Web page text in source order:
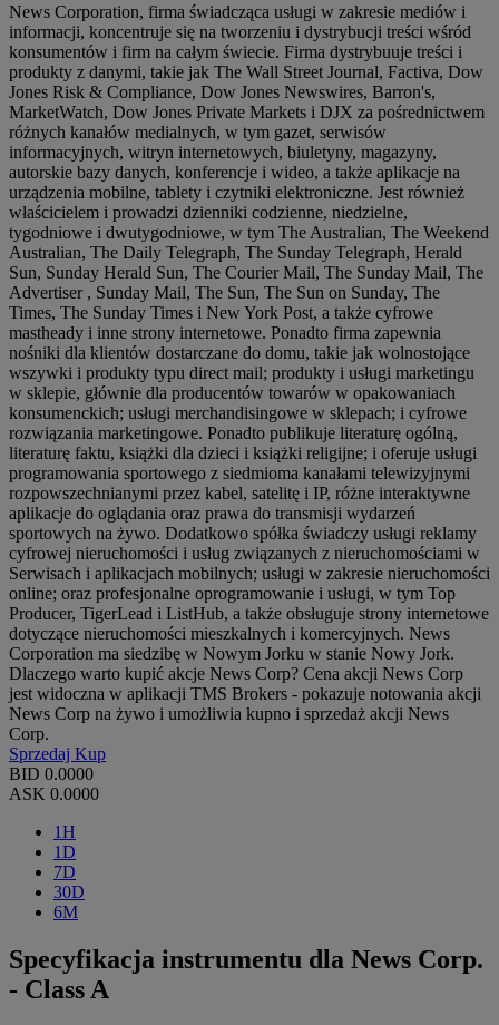
News Corporation, firma świadcząca usługi w zakresie mediów i
informacji, koncentruje się na tworzeniu i dystrybucji treści wśród
konsumentów i firm na całym świecie. Firma dystrybuuje treści i
produkty z danymi, takie jak The Wall Street Journal, Factiva, Dow
Jones Risk & Compliance, Dow Jones Newswires, Barron's,
MarketWatch, Dow Jones Private Markets i DJX za pośrednictwem
różnych kanałów medialnych, w tym gazet, serwisów
informacyjnych, witryn internetowych, biuletyny, magazyny,
autorskie bazy danych, konferencje i wideo, a także aplikacje na
urządzenia mobilne, tablety i czytniki elektroniczne. Jest również
właścicielem i prowadzi dzienniki codzienne, niedzielne,
tygodniowe i dwutygodniowe, w tym The Australian, The Weekend
Australian, The Daily Telegraph, The Sunday Telegraph, Herald
Sun, Sunday Herald Sun, The Courier Mail, The Sunday Mail, The
Advertiser , Sunday Mail, The Sun, The Sun on Sunday, The
Times, The Sunday Times i New York Post, a także cyfrowe
mastheady i inne strony internetowe. Ponadto firma zapewnia
nośniki dla klientów dostarczane do domu, takie jak wolnostojące
wszywki i produkty typu direct mail; produkty i usługi marketingu
w sklepie, głównie dla producentów towarów w opakowaniach
konsumenckich; usługi merchandisingowe w sklepach; i cyfrowe
rozwiązania marketingowe. Ponadto publikuje literaturę ogólną,
literaturę faktu, książki dla dzieci i książki religijne; i oferuje usługi
programowania sportowego z siedmioma kanałami telewizyjnymi
rozpowszechnianymi przez kabel, satelitę i IP, różne interaktywne
aplikacje do oglądania oraz prawa do transmisji wydarzeń
sportowych na żywo. Dodatkowo spółka świadczy usługi reklamy
cyfrowej nieruchomości i usług związanych z nieruchomościami w
Serwisach i aplikacjach mobilnych; usługi w zakresie nieruchomości
online; oraz profesjonalne oprogramowanie i usługi, w tym Top
Producer, TigerLead i ListHub, a także obsługuje strony internetowe
dotyczące nieruchomości mieszkalnych i komercyjnych. News
Corporation ma siedzibę w Nowym Jorku w stanie Nowy Jork.
Dlaczego warto kupić akcje News Corp? Cena akcji News Corp
jest widoczna w aplikacji TMS Brokers - pokazuje notowania akcji
News Corp na żywo i umożliwia kupno i sprzedaż akcji News
Corp.
Sprzedaj Kup
BID 0.0000
ASK 0.0000
1H
1D
7D
30D
6M
Specyfikacja instrumentu dla News Corp.
- Class A